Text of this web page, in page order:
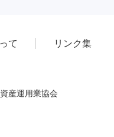
て
リンク集
産運用業協会